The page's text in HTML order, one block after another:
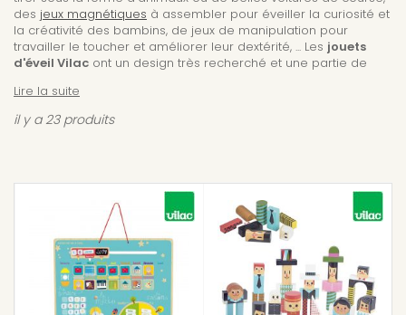
des jeux magnétiques à assembler pour éveiller la curiosité et
la créativité des bambins, de jeux de manipulation pour
travailler le toucher et améliorer leur dextérité, ... Les jouets
d'éveil Vilac ont un design très recherché et une partie de
reconnus.
Lire la suite
il y a 23 produits